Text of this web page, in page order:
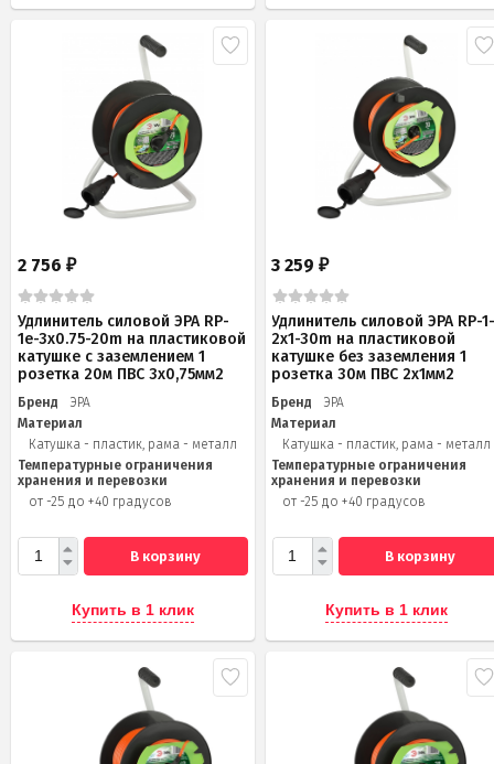
2 756 ₽
Удлинитель силовой ЭРА RP-
1e-3х0.75-20m на пластиковой
катушке c заземлением 1
розетка 20м ПВС 3х0,75мм2
Бренд
ЭРА
Материал
Катушка - пластик, рама - металл
Температурные ограничения
хранения и перевозки
от -25 до +40 градусов
В корзину
Купить в 1 клик
3 259₽
Удлинитель силовой ЭРА RP-
2x1-30m на пластиковой
катушке без заземления 1
розетка 30м ПВС 2x1мм2
Бренд
ЭРА
Материал
Катушка - пластик, рама - металл
Температурные ограничения
хранения и перевозки
от -25 до +40 градусов
В корзину
Купить в 1 клик